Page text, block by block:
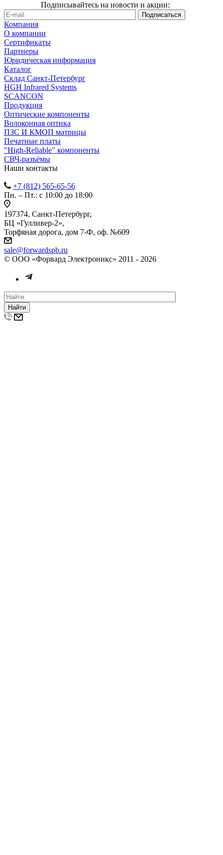
Подписывайтесь на новости и акции:
Компания
О компании
Сертификаты
Партнеры
Юридическая информация
Каталог
Cклад Санкт-Петербург
HGH Infrared Systems
SCANCON
Продукция
Оптические компоненты
Волоконная оптика
ПЗС И КМОП матрицы
Печатные платы
"High-Reliable" компоненты
СВЧ-разъёмы
Наши контакты
+7 (812) 565-65-56
Пн. – Пт.: с 10:00 до 18:00
197374, Санкт-Петербург,
БЦ «Гулливер-2»,
Торфяная дорога, дом 7-Ф, оф. №609
sale@forwardspb.ru
© ООО «Форвард Электроникс» 2011 - 2026
Найти